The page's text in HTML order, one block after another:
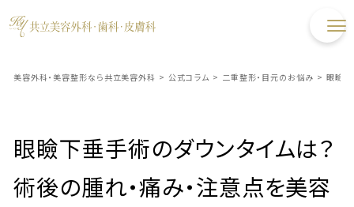
美容外科・美容整形なら共立美容外科 > 公式コラム > 二重整形・目元のお悩み > 眼瞼下
眼瞼下垂手術のダウンタイムは？
術後の腫れ・痛み・注意点を美容